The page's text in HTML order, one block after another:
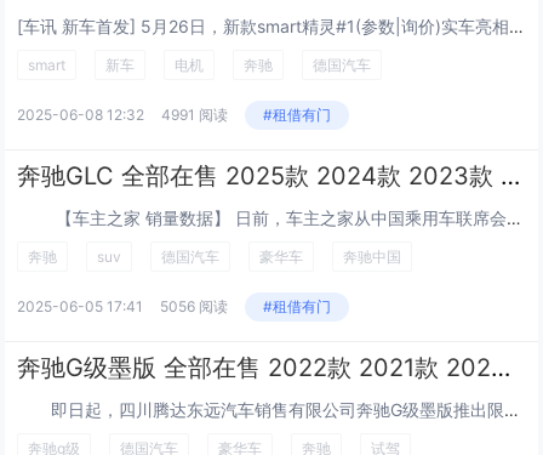
[车讯 新车首发] 5月26日，新款smart精灵#1(参数|询价)实车亮相。新车相较于现款车型整体设计没有太多变化，更多是在车辆的配置、动力电机等方面进行了升级优化。此前，新车已经在工信部完成申报，将于5月31日举办的粤港澳大湾区...
smart 新车 电机 奔驰 德国汽车
2025-06-08 12:32 4991 阅读 #租借有门
奔驰GLC 全部在售 2025款 2024款 2023款 2022款 2021款 2020款2025年3月份奔驰GLC销量16491台, 同比下降13.21%
【车主之家 销量数据】 日前，车主之家从中国乘用车联席会获得了最新公布的销量数据。2025年3月奔驰GLC销量为16491辆，在北京...
奔驰 suv 德国汽车 豪华车 奔驰中国
2025-06-05 17:41 5056 阅读 #租借有门
奔驰G级墨版 全部在售 2022款 2021款 2020款奔驰G级墨版最高降6万 欢迎试乘试驾
即日起，四川腾达东远汽车销售有限公司奔驰G级墨版推出限量特惠，全包售价最低232.00万起，致电咨询还能享受其他优惠政策及增值服务，喜欢这款车的朋友们...
奔驰g级 德国汽车 豪华车 奔驰 试驾